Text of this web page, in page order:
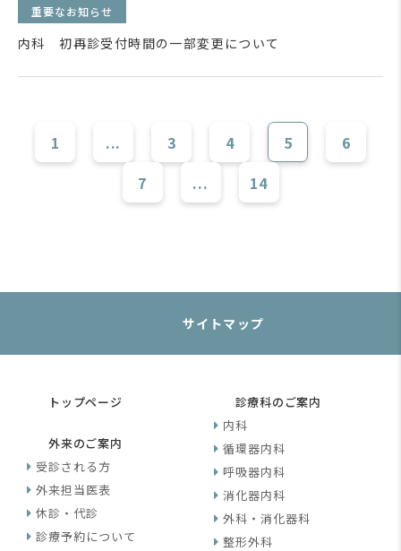
重要なお知らせ
内科 初再診受付時間の一部変更について
1 ... 3 4 5
6
7
... 14
サイトマップ
トップページ
外来のご案内
受診される方
外来担当医表
休診・代診
診療予約について
診療科のご案内
内科
循環器内科
呼吸器内科
消化器内科
外科・消化器科
整形外科